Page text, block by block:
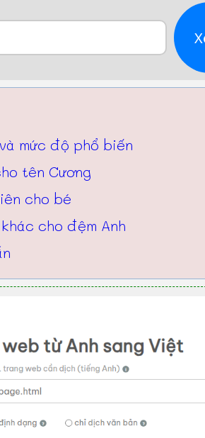
mức độ phổ biến
tên Cương
cho bé
cho đệm Anh